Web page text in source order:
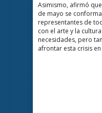
Asimismo, afirmó
de mayo se
representantes de
con el arte y la
necesidades, pero
afrontar esta crisis